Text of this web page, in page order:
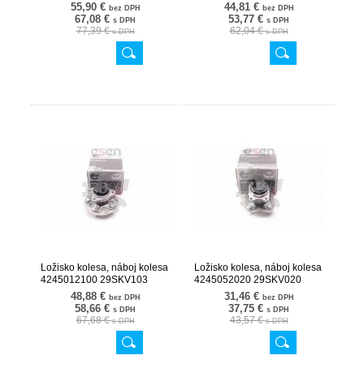
55,90 € bez DPH
67,08 € s DPH
77,39 €s DPH
44,81 € bez DPH
53,77 € s DPH
62,04 €s DPH
Ložisko kolesa, náboj kolesa
4245012100 29SKV103
48,88 € bez DPH
58,66 € s DPH
67,68 €s DPH
Ložisko kolesa, náboj kolesa
4245052020 29SKV020
31,46 € bez DPH
37,75 € s DPH
43,57 €s DPH